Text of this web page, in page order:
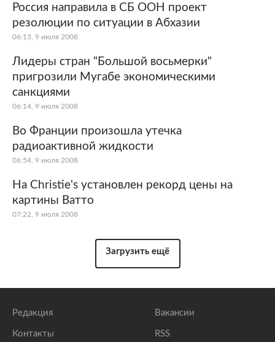
Россия направила в СБ ООН проект
резолюции по ситуации в Абхазии
06:13, 9 июля 2008
Лидеры стран "Большой восьмерки"
пригрозили Мугабе экономическими
санкциями
06:14, 9 июля 2008
Во Франции произошла утечка
радиоактивной жидкости
06:54, 9 июля 2008
На Christie's установлен рекорд цены на
картины Ватто
07:22, 9 июля 2008
Загрузить ещё
Редакция
Контакты
Вакансии
RSS